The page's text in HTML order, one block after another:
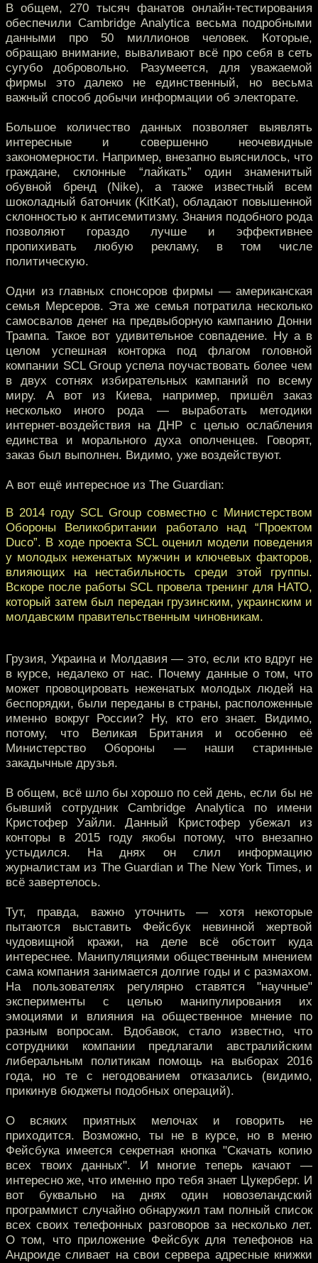
В общем, 270 тысяч фанатов онлайн-тестирования
обеспечили Cambridge Analytica весьма подробными
данными про 50 миллионов человек. Которые,
обращаю внимание, вываливают всё про себя в сеть
сугубо добровольно. Разумеется, для уважаемой
фирмы это далеко не единственный, но весьма
важный способ добычи информации об электорате.
Большое количество данных позволяет выявлять
интересные и совершенно неочевидные
закономерности. Например, внезапно выяснилось, что
граждане, склонные “лайкать” один знаменитый
обувной бренд (Nike), а также известный всем
шоколадный батончик (KitKat), обладают повышенной
склонностью к антисемитизму. Знания подобного рода
позволяют гораздо лучше и эффективнее
пропихивать любую рекламу, в том числе
политическую.
Одни из главных спонсоров фирмы — американская
семья Мерсеров. Эта же семья потратила несколько
самосвалов денег на предвыборную кампанию Донни
Трампа. Такое вот удивительное совпадение. Ну а в
целом успешная конторка под флагом головной
компании SCL Group успела поучаствовать более чем
в двух сотнях избирательных кампаний по всему
миру. А вот из Киева, например, пришёл заказ
несколько иного рода — выработать методики
интернет-воздействия на ДНР с целью ослабления
единства и морального духа ополченцев. Говорят,
заказ был выполнен. Видимо, уже воздействуют.
А вот ещё интересное из The Guardian:
В 2014 году SCL Group совместно с Министерством
Обороны Великобритании работало над “Проектом
Duco”. В ходе проекта SCL оценил модели поведения
у молодых неженатых мужчин и ключевых факторов,
влияющих на нестабильность среди этой группы.
Вскоре после работы SCL провела тренинг для НАТО,
который затем был передан грузинским, украинским и
молдавским правительственным чиновникам.
Грузия, Украина и Молдавия — это, если кто вдруг не
в курсе, недалеко от нас. Почему данные о том, что
может провоцировать неженатых молодых людей на
беспорядки, были переданы в страны, расположенные
именно вокруг России? Ну, кто его знает. Видимо,
потому, что Великая Британия и особенно её
Министерство Обороны — наши старинные
закадычные друзья.
В общем, всё шло бы хорошо по сей день, если бы не
бывший сотрудник Cambridge Analytica по имени
Кристофер Уайли. Данный Кристофер убежал из
конторы в 2015 году якобы потому, что внезапно
устыдился. На днях он слил информацию
журналистам из The Guardian и The New York Times, и
всё завертелось.
Тут, правда, важно уточнить — хотя некоторые
пытаются выставить Фейсбук невинной жертвой
чудовищной кражи, на деле всё обстоит куда
интереснее. Манипуляциями общественным мнением
сама компания занимается долгие годы и с размахом.
На пользователях регулярно ставятся "научные"
эксперименты с целью манипулирования их
эмоциями и влияния на общественное мнение по
разным вопросам. Вдобавок, стало известно, что
сотрудники компании предлагали австралийским
либеральным политикам помощь на выборах 2016
года, но те с негодованием отказались (видимо,
прикинув бюджеты подобных операций).
О всяких приятных мелочах и говорить не
приходится. Возможно, ты не в курсе, но в меню
Фейсбука имеется секретная кнопка "Скачать копию
всех твоих данных". И многие теперь качают —
интересно же, что именно про тебя знает Цукерберг. И
вот буквально на днях один новозеландский
программист случайно обнаружил там полный список
всех своих телефонных разговоров за несколько лет.
О том, что приложение Фейсбук для телефонов на
Андроиде сливает на свои сервера адресные книжки